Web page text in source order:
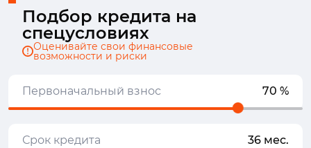
Подбор кредита на
спецусловиях
Оценивайте свои финансовые
возможности и риски
Первоначальный взнос 70 %
Срок кредита 36 мес.